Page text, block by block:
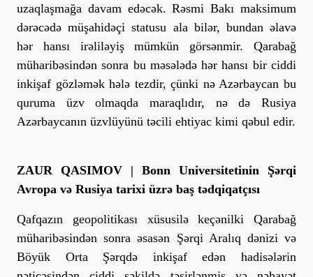
uzaqlaşmağa davam edəcək. Rəsmi Bakı maksimum
dərəcədə müşahidəçi statusu ala bilər, bundan əlavə
hər hansı irəliləyiş mümkün görsənmir. Qarabağ
müharibəsindən sonra bu məsələdə hər hansı bir ciddi
inkişaf gözləmək hələ tezdir, çünki nə Azərbaycan bu
quruma üzv olmaqda maraqlıdır, nə də Rusiya
Azərbaycanın üzvlüyünü təcili ehtiyac kimi qəbul edir.
ZAUR QASIMOV | Bonn Universitetinin Şərqi
Avropa və Rusiya tarixi üzrə baş tədqiqatçısı
Qafqazın geopolitikası xüsusilə keçənilki Qarabağ
müharibəsindən sonra əsasən Şərqi Aralıq dənizi və
Böyük Orta Şərqdə inkişaf edən hadisələrin